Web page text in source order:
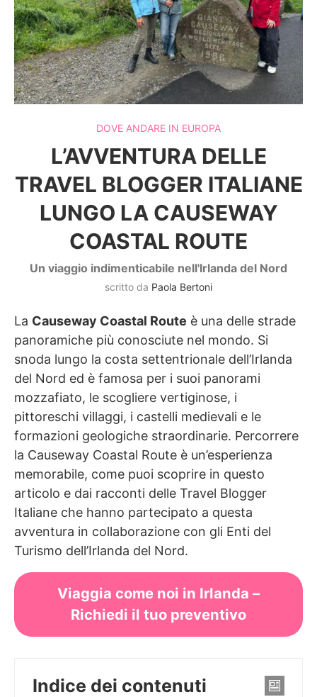
DOVE ANDARE IN EUROPA
L’AVVENTURA DELLE
TRAVEL BLOGGER ITALIANE
LUNGO LA CAUSEWAY
COASTAL ROUTE
Un viaggio indimenticabile nell'Irlanda del Nord
scritto da Paola Bertoni
La Causeway Coastal Route è una delle strade
panoramiche più conosciute nel mondo. Si
snoda lungo la costa settentrionale dell’Irlanda
del Nord ed è famosa per i suoi panorami
mozzafiato, le scogliere vertiginose, i
pittoreschi villaggi, i castelli medievali e le
formazioni geologiche straordinarie. Percorrere
la Causeway Coastal Route è un’esperienza
memorabile, come puoi scoprire in questo
articolo e dai racconti delle Travel Blogger
Italiane che hanno partecipato a questa
avventura in collaborazione con gli Enti del
Turismo dell’Irlanda del Nord.
Viaggia come noi in Irlanda –
Richiedi il tuo preventivo
Indice dei contenuti